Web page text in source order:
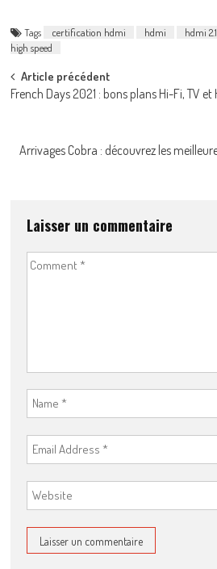
Tags certification hdmi hdmi hdmi 2.1
high speed
Post
navigation
Article précédent
French Days 2021 : bons plans Hi-Fi, TV
Arrivages Cobra : découvrez les
Laisser un commentaire